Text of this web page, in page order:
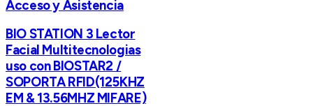
Acceso y Asistencia
BIO STATION 3 Lector
Facial Multitecnologias
uso con BIOSTAR2 /
SOPORTA RFID(125KHZ
EM & 13.56MHZ MIFARE)